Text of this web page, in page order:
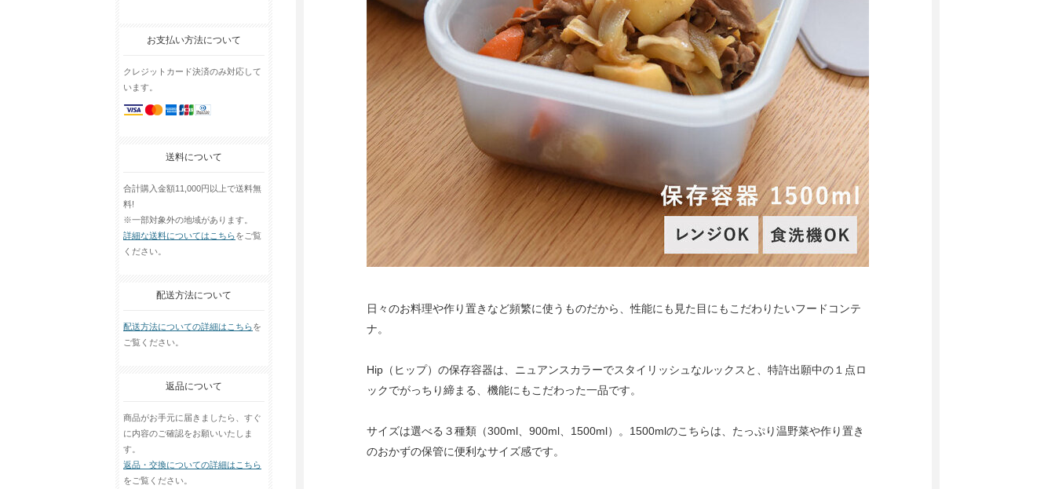
お支払い方法について
クレジットカード決済のみ対応して
います。
送料について
合計購入金額11,000円以上で送料無
料!
※一部対象外の地域があります。
詳細な送料についてはこちらをご覧
ください。
配送方法について
配送方法についての詳細はこちらを
ご覧ください。
返品について
商品がお手元に届きましたら、すぐ
に内容のご確認をお願いいたしま
す。
返品・交換についての詳細はこちら
をご覧ください。
日々のお料理や作り置きなど頻繁に使うものだから、性能にも見た目にもこだわりたいフードコンテ
ナ。
Hip（ヒップ）の保存容器は、ニュアンスカラーでスタイリッシュなルックスと、特許出願中の１点ロ
ックでがっちり締まる、機能にもこだわった一品です。
サイズは選べる３種類（300ml、900ml、1500ml）。1500mlのこちらは、たっぷり温野菜や作り置き
のおかずの保管に便利なサイズ感です。